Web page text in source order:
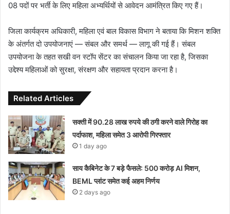
08 पदों पर भर्ती के लिए महिला अभ्यर्थियों से आवेदन आमंत्रित किए गए हैं।
जिला कार्यक्रम अधिकारी, महिला एवं बाल विकास विभाग ने बताया कि मिशन शक्ति
के अंतर्गत दो उपयोजनाएं — संबल और समर्थ — लागू की गई हैं। संबल
उपयोजना के तहत सखी वन स्टॉप सेंटर का संचालन किया जा रहा है, जिसका
उद्देश्य महिलाओं को सुरक्षा, संरक्षण और सहायता प्रदान करना है।
Related Articles
सक्ती में 90.28 लाख रुपये की ठगी करने वाले गिरोह का
पर्दाफाश, महिला समेत 3 आरोपी गिरफ्तार
1 day ago
साय कैबिनेट के 7 बड़े फैसले: 500 करोड़ AI मिशन,
BEML प्लांट समेत कई अहम निर्णय
2 days ago